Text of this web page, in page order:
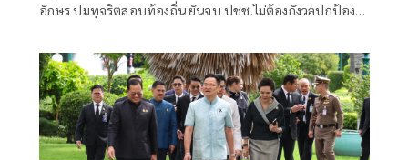
อักษร ปมทุจริตสอบท้องถิ่น ยันจบ ปชช.ไม่ต้องกังวลปกป้อง
เต้นได้ ชี้รีเซ็ต มท.จบใน ก.ย.นี้